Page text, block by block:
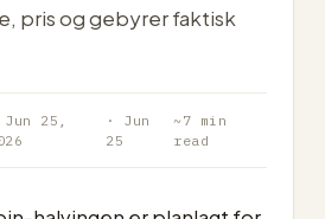
pris og gebyrer faktisk
Jun 25,
· Jun
25
~7 min
read